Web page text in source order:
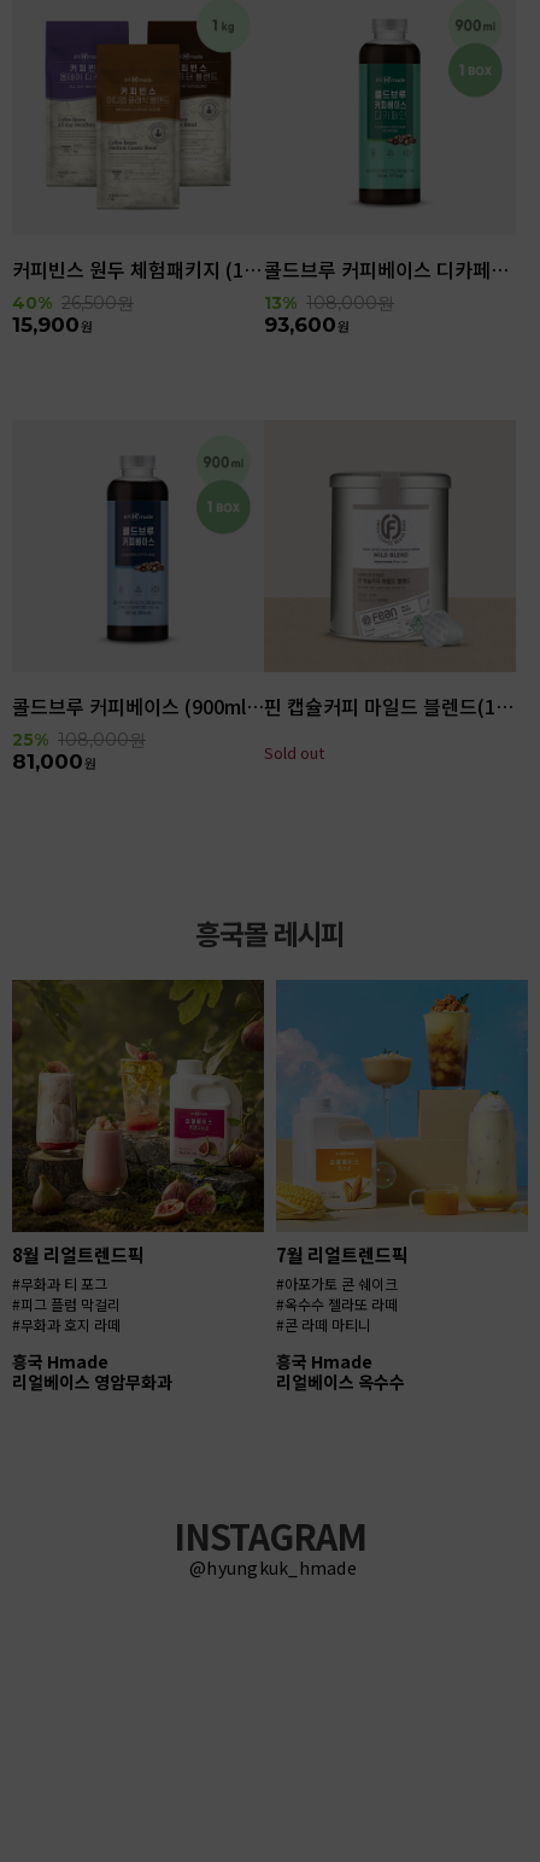
커피빈스 원두 체험패키지 (1kg)
40% 26,500원
15,900원
콜드브루 커피베이스 디카페인 (900ml x 6ea)
13% 108,000원
93,600원
콜드브루 커피베이스 (900ml x 6ea)
25% 108,000원
81,000원
핀 캡슐커피 마일드 블렌드(100입)
Sold out
흥국몰 레시피
8월 리얼트렌드픽
#무화과 티 포그
#피그 플럼 막걸리
#무화과 호지 라떼
흥국 Hmade
리얼베이스 영암무화과
7월 리얼트렌드픽
#아포가토 콘 쉐이크
#옥수수 젤라또 라떼
#콘 라떼 마티니
흥국 Hmade
리얼베이스 옥수수
INSTAGRAM
@hyungkuk_hmade